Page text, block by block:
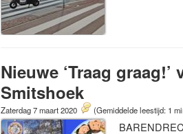
Nieuwe ‘Traag
Smitshoek
Zaterdag 7 maart 2020 (Gemiddelde leestijd: 1